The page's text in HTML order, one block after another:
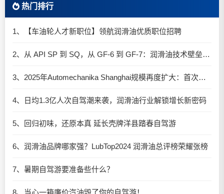
热门排行
1、【车油轮人才新职位】领航润滑油优质职位招聘
2、从 API SP 到 SQ，从 GF-6 到 GF-7：润滑油技术壁垒再升高，你准备好了吗？
3、2025年Automechanika Shanghai规模再度扩大：首次启用国家会展中心（上海）全部15个展馆
4、日均1.3亿人次自驾潮来袭，润滑油行业解锁增长新密码​
5、回归初味，还原本真 延长壳牌洋县踏春自驾游
6、润滑油品牌哪家强？LubTop2024 润滑油总评榜荣耀张榜
7、暑期自驾游要准备些什么？